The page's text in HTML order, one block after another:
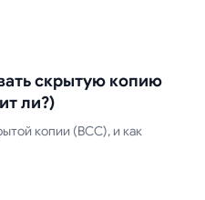
скрытую
(и стоит
скрытую копию
ли?)
копии (BCC), и как